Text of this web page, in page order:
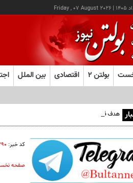
|
Friday , 07 August 2026
بولتن ۲ اقتصادی بین الملل
هدف قرار گرفتن اتاق‌ فرماندهی مزدوران عربستان در
کد خبر:
صفحه